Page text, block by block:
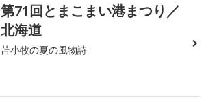
第71回とまこまい港まつり／
北海道
苫小牧の夏の風物詩